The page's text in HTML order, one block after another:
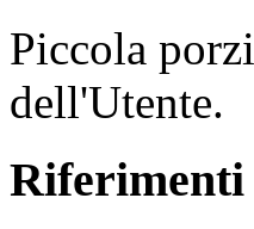
Piccola
dell'Utente.
Riferimenti